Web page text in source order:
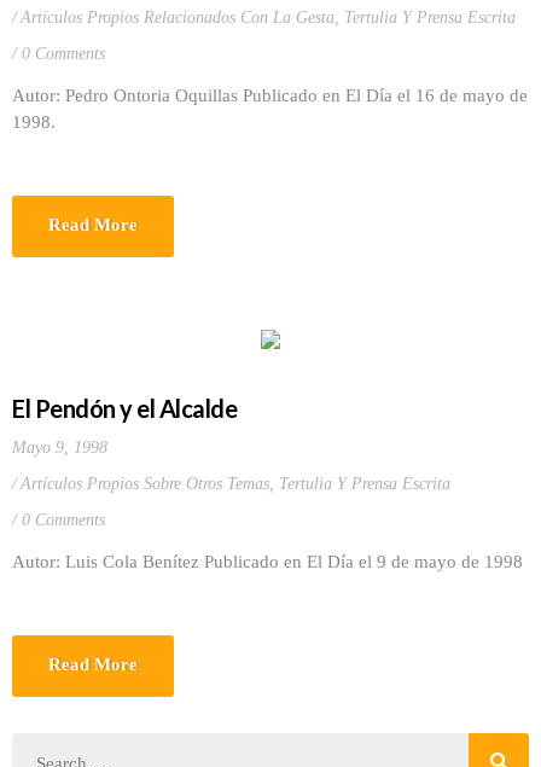
Artículos Propios Relacionados Con La Gesta, Tertulia Y Prensa Escrita
0 Comments
Autor: Pedro Ontoria Oquillas Publicado en El Día el 16 de mayo de
1998.
Read More
El Pendón y el Alcalde
Mayo 9, 1998
Artículos Propios Sobre Otros Temas, Tertulia Y Prensa Escrita
0 Comments
Autor: Luis Cola Benítez Publicado en El Día el 9 de mayo de 1998
Read More